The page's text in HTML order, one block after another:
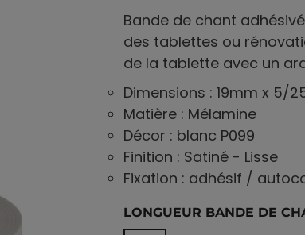
Bande de chant
des tablettes ou
de la tablette avec un
Dimensions : 19mm x 5/
Matière : Mélamine
Décor : blanc P099
Finition : Satiné - Lisse
Fixation : adhésif /
LONGUEUR BANDE DE